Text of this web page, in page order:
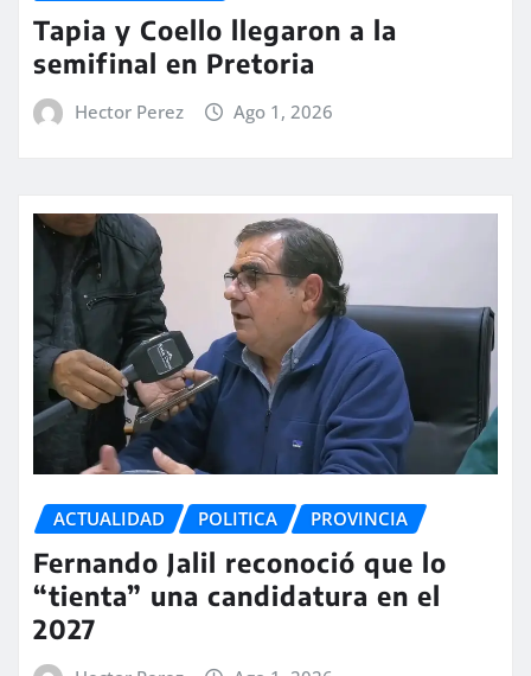
Tapia y Coello llegaron a la
semifinal en Pretoria
Hector Perez Ago 1, 2026
ACTUALIDAD POLITICA PROVINCIA
Fernando Jalil reconoció que lo
“tienta” una candidatura en el
2027